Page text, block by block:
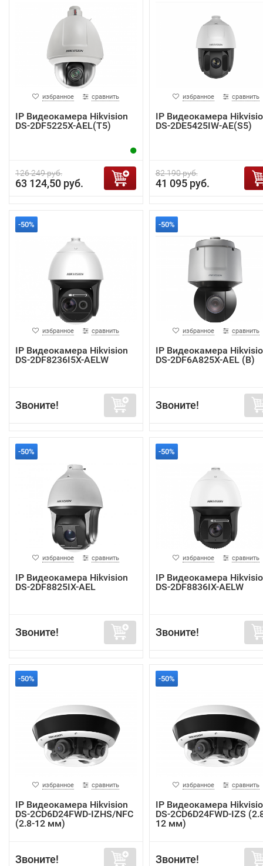
избранное сравнить
IP Видеокамера Hikvision
DS-2DF5225X-AEL(T5)
126 249 руб.
63 124,50 руб.
избранное сравнить
IP Видеокамера
DS-2DE5425IW-AE(S5)
82 190 руб.
41 095 руб.
-50%
избранное сравнить
IP Видеокамера Hikvision
DS-2DF8236I5X-AELW
Звоните!
-50%
избранное сравнить
IP Видеокамера
DS-2DF6A825X-AEL (B)
Звоните!
-50%
избранное сравнить
IP Видеокамера Hikvision
DS-2DF8825IX-AEL
Звоните!
-50%
избранное сравнить
IP Видеокамера
DS-2DF8836IX-AELW
Звоните!
-50%
избранное сравнить
IP Видеокамера Hikvision
DS-2CD6D24FWD-IZHS/NFC
(2.8-12 мм)
Звоните!
-50%
избранное сравнить
IP Видеокамера
DS-2CD6D24FWD-IZS
12 мм)
Звоните!